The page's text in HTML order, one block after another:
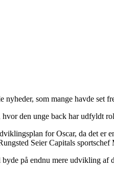
som mange havde set
den unge back har udfyldt
for Oscar, da det
Seier Capitals sportschef
på endnu mere udvikling af